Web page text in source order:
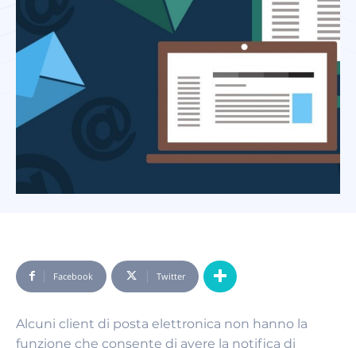
Facebook Twitter
Alcuni client di posta elettronica non hanno la
funzione che consente di avere la notifica di